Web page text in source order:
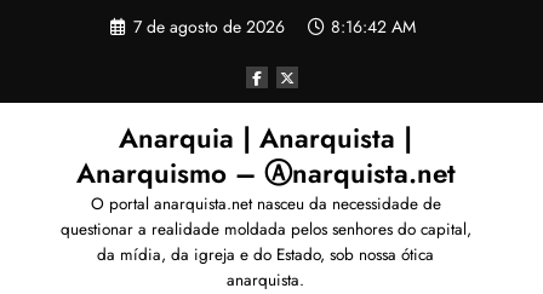
7 de agosto de 2026 8:16:45 AM
Anarquia | Anarquista |
Anarquismo – Ⓐnarquista.net
O portal anarquista.net nasceu da necessidade de
questionar a realidade moldada pelos senhores do capital,
da mídia, da igreja e do Estado, sob nossa ótica
anarquista.